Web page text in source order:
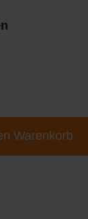
Warenkorb